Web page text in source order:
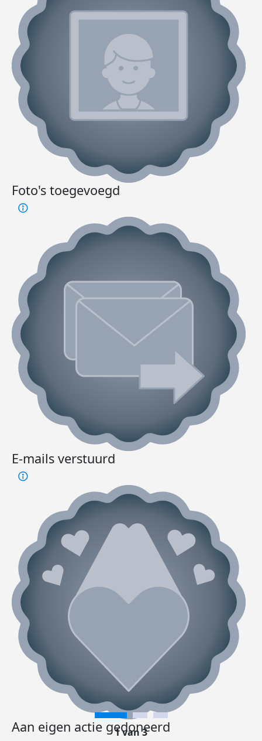
Foto's toegevoegd
E-mails verstuurd
Aan eigen actie gedoneerd
1 van 3